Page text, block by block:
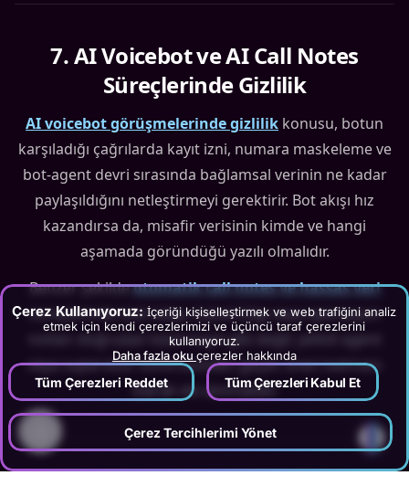
Çerez Kullanıyoruz: İçeriği kişiselleştirmek ve web trafiğini analiz
etmek için kendi çerezlerimizi ve üçüncü taraf çerezlerini
kullanıyoruz.
Daha fazla oku çerezler hakkında
Tüm Çerezleri Reddet Tüm Çerezleri Kabul Et
Çerez Tercihlerimi Yönet
7.AI Voicebot ve AI Call Notes
Süreçlerinde Gizlilik
AI voicebot görüşmelerinde gizlilik konusu, botun
karşıladığı çağrılarda kayıt izni, numara maskeleme ve
bot-agent devri sırasında bağlamsal verinin ne kadar
paylaşıldığını netleştirmeyi gerektirir. Bot akışı hız
kazandırsa da, misafir verisinin kimde ve hangi
aşamada göründüğü yazılı olmalıdır.
Benzer şekildeotomatik call notes ve hassas veri
süreçlerinde özel talep, kişisel bilgi veya operasyon
notları doğrudan kesin kayıt gibi değil; yetkili agent
veya supervisor kontrolünden geçen öneri katmanı
olarak ele alınmalıdır.
?